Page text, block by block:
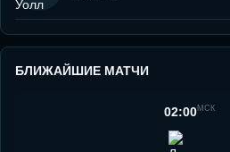
БЛИЖАЙШИЕ МАТЧИ
02:00МСК